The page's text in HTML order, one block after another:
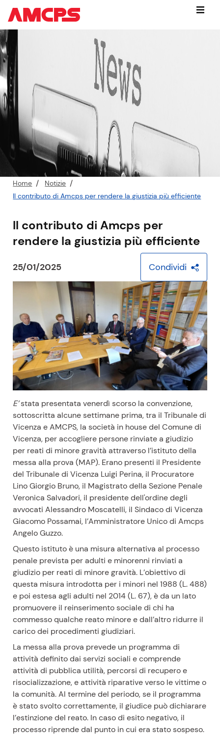
Vai
subito
a:
contenuto
cerca
nel
sito
piede
di
pagina
Menu
P
e
o
r
o
a
l
e
Home
Notizie
Il contributo di Amcps per rendere la giustizia più efficiente
Il contributo di Amcps per
rendere la giustizia più efficiente
25/01/2025 Condividi
E’stata presentata venerdì scorso la convenzione,
sottoscritta alcune settimane prima, tra il Tribunale di
Vicenza e AMCPS, la società in house del Comune di
Vicenza, per accogliere persone rinviate a giudizio
per reati di minore gravità attraverso l’istituto della
messa alla prova (MAP). Erano presenti il Presidente
del Tribunale di Vicenza Luigi Perina, il Procuratore
Lino Giorgio Bruno, il Magistrato della Sezione Penale
Veronica Salvadori, il presidente dell'ordine degli
avvocati Alessandro Moscatelli, il Sindaco di Vicenza
Giacomo Possamai, l’Amministratore Unico di Amcps
Angelo Guzzo.
Questo istituto è una misura alternativa al processo
penale prevista per adulti e minorenni rinviati a
giudizio per reati di minore gravità. L’obiettivo di
questa misura introdotta per i minori nel 1988 (L. 488)
e poi estesa agli adulti nel 2014 (L. 67), è da un lato
promuovere il reinserimento sociale di chi ha
commesso qualche reato minore e dall’altro ridurre il
carico dei procedimenti giudiziari.
La messa alla prova prevede un programma di
attività definito dai servizi sociali e comprende
attività di pubblica utilità, percorsi di recupero e
risocializzazione, e attività riparative verso le vittime o
la comunità. Al termine del periodo, se il programma
è stato svolto correttamente, il giudice può dichiarare
l’estinzione del reato. In caso di esito negativo, il
processo riprende dal punto in cui era stato sospeso.